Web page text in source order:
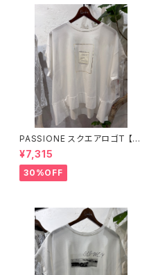
PASSIONE スクエアロゴT 【6
26938】
¥7,315
30%OFF